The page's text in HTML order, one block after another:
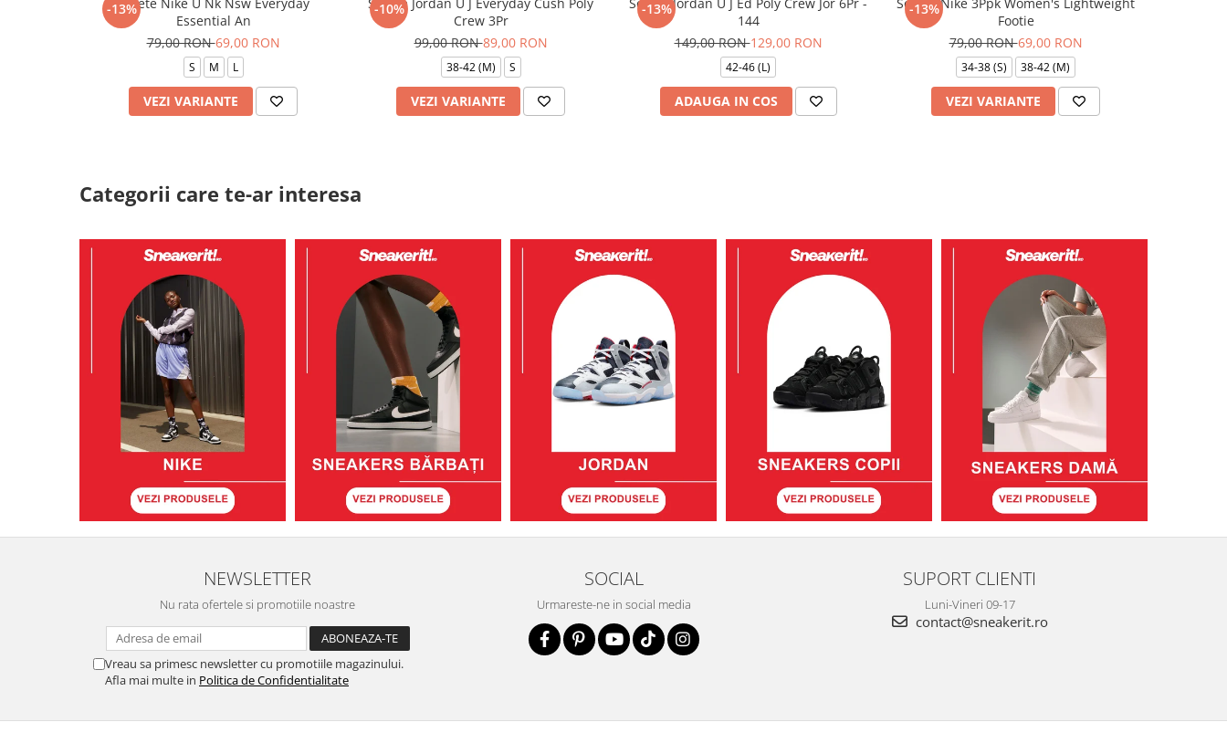
-13%
Essential An
79,00 RON69,00 RON
S M L
VEZI VARIANTE
-10%
Crew 3Pr
99,00 RON89,00 RON
38-42 (M) S
VEZI VARIANTE
-13%
144
149,00 RON129,00 RON
42-46 (L)
ADAUGA IN COS
-13%
Footie
79,00 RON69,00 RON
34-38 (S) 38-42 (M)
VEZI VARIANTE
Categorii care te-ar interesa
NEWSLETTER
Nu rata ofertele si promotiile noastre
Vreau sa primesc newsletter cu promotiile magazinului.
Afla mai multe in Politica de Confidentialitate
SOCIAL
Urmareste-ne in social media
SUPORT CLIENTI
Luni-Vineri 09-17
contact@sneakerit.ro